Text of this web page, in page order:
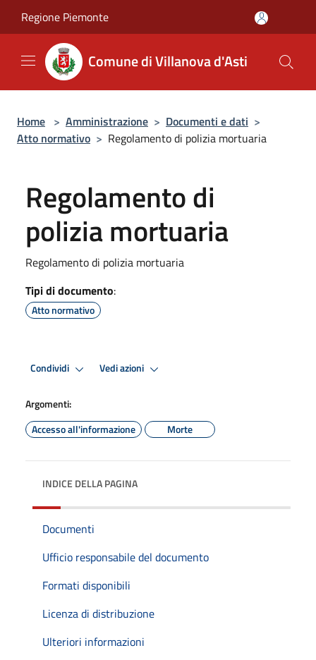
Regione Piemonte
Comune di Villanova d'Asti
Home > Amministrazione > Documenti e dati >
Atto normativo > Regolamento di polizia mortuaria
Regolamento di
polizia mortuaria
Regolamento di polizia mortuaria
Tipi di documento:
Atto normativo
Condividi Vedi azioni
Argomenti:
Accesso all'informazione
Morte
INDICE DELLA PAGINA
Documenti
Ufficio responsabile del documento
Formati disponibili
Licenza di distribuzione
Ulteriori informazioni